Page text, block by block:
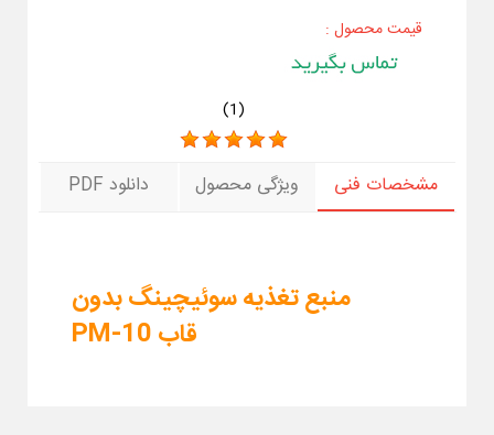
قیمت محصول :
(
1
)
مشخصات فنی ویژگی محصول دانلود PDF
منبع تغذیه سوئیچینگ بدون
قاب PM-10